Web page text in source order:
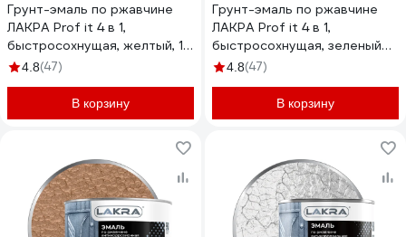
Грунт-эмаль по ржавчине
ЛАКРА Prof it 4 в 1,
быстросохнущая, желтый, 15
кг 8311401 ЛА-00001621
4.8(47)
В корзину
Грунт-эмаль по ржавчине
ЛАКРА Prof it 4 в 1,
быстросохнущая, зеленый
мох, ral 6005, 15 кг 8311399
4.8(47)
В корзину